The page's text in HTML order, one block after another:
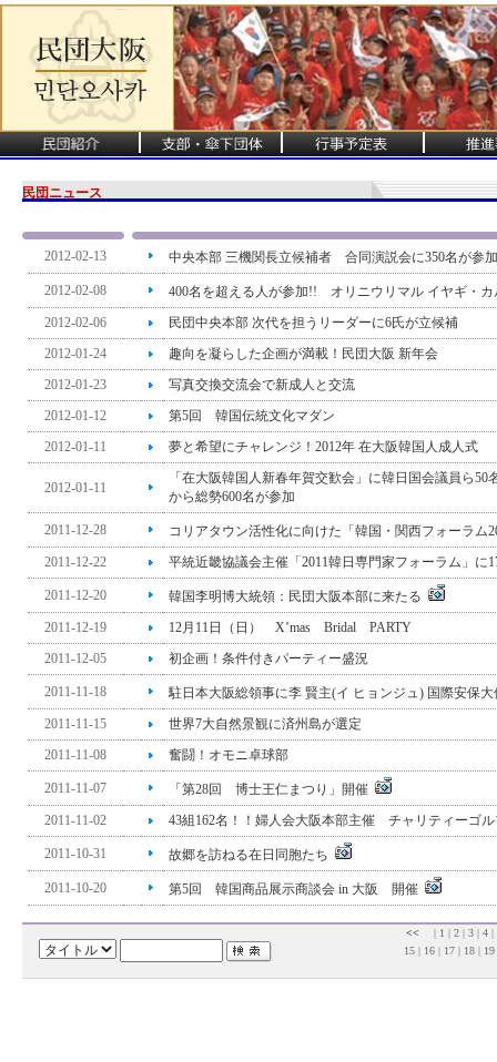
民団ニュース
2012-02-13 中央本部 三機関長立候補者 合同演説会に350名が参
2012-02-08
400名を超える人が参加!! オリニウリマル イヤギ・
2012-02-06
民団中央本部 次代を担うリーダーに6氏が立候補
2012-01-24
趣向を凝らした企画が満載！民団大阪 新年会
2012-01-23
写真交換交流会で新成人と交流
2012-01-12
第5回 韓国伝統文化マダン
2012-01-11
夢と希望にチャレンジ！2012年 在大阪韓国人成人式
2012-01-11
「在大阪韓国人新春年賀交歓会」に韓日国会議員ら
から総勢600名が参加
2011-12-28
コリアタウン活性化に向けた「韓国・関西フォーラム
2011-12-22
平統近畿協議会主催「2011韓日専門家フォーラム」に
2011-12-20
韓国李明博大統領：民団大阪本部に来たる
2011-12-19
12月11日（日） X’mas Bridal PARTY
2011-12-05
初企画！条件付きパーティー盛況
2011-11-18
駐日本大阪総領事に李 賢主(イ ヒョンジュ) 国際安保
2011-11-15
世界7大自然景観に済州島が選定
2011-11-08
奮闘！オモニ卓球部
2011-11-07
「第28回 博士王仁まつり」開催
2011-11-02
43組162名！！婦人会大阪本部主催 チャリティーゴ
2011-10-31 故郷を訪ねる在日同胞たち
2011-10-20 第5回 韓国商品展示商談会 in 大阪 開催
<< | 1 | 2 | 3 | 4 |
15 | 16 | 17 | 18 | 19